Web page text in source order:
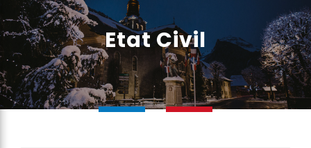
Etat Civil